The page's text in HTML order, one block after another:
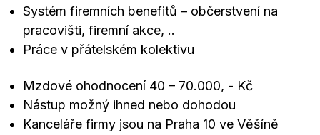
Systém firemních benefitů – občerstvení na
pracovišti, firemní akce, ..
Práce v přátelském kolektivu
Mzdové ohodnocení 40 – 70.000, - Kč
Nástup možný ihned nebo dohodou
Kanceláře firmy jsou na Praha 10 ve Věšíně